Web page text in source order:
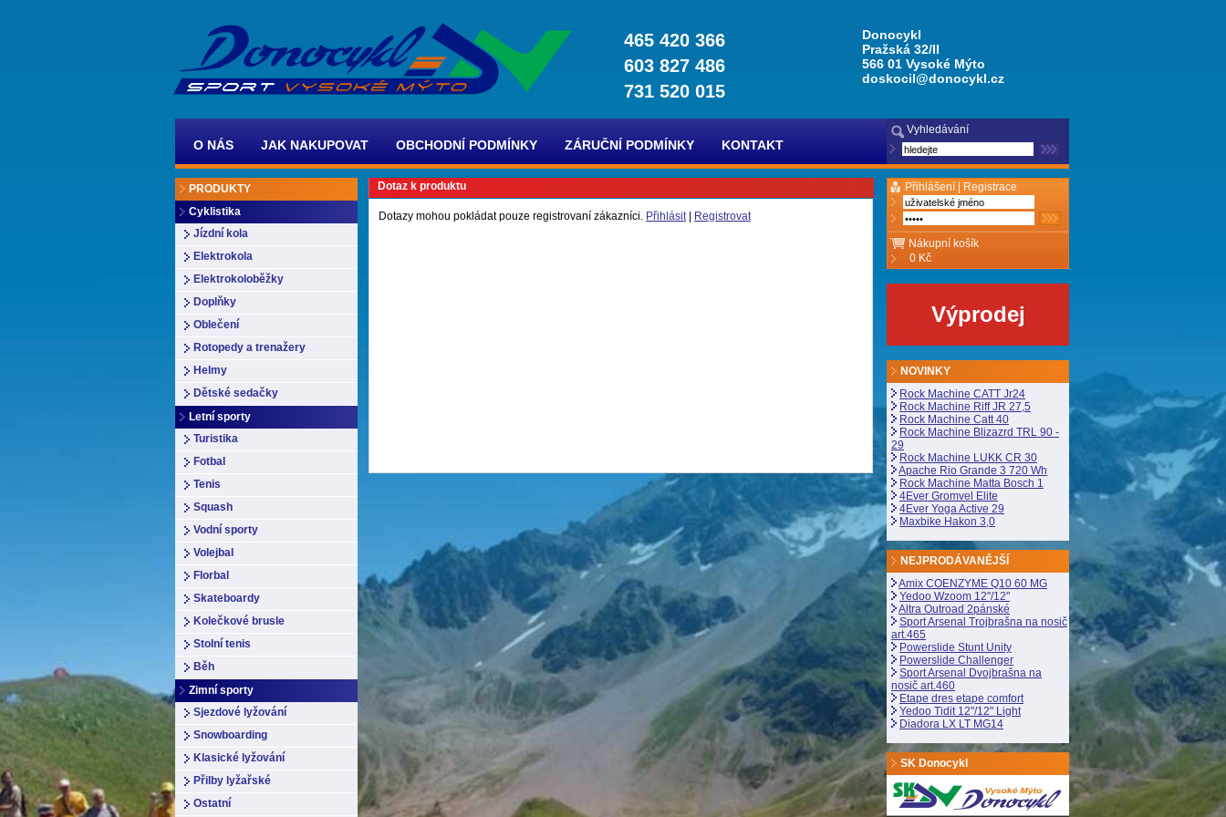
465 420 366
603 827 486
731 520 015
Donocykl
Pražská 32/II
566 01 Vysoké Mýto
doskocil@donocykl.cz
O NÁS JAK NAKUPOVAT OBCHODNÍ PODMÍNKY ZÁRUČNÍ PODMÍNKY KONTAKT
Vyhledávání
PRODUKTY
Cyklistika
Jízdní kola
Elektrokola
Elektrokoloběžky
Doplňky
Oblečení
Rotopedy a trenažery
Helmy
Dětské sedačky
Letní sporty
Turistika
Fotbal
Tenis
Squash
Vodní sporty
Volejbal
Florbal
Skateboardy
Kolečkové brusle
Stolní tenis
Běh
Zimní sporty
Sjezdové lyžování
Snowboarding
Klasické lyžování
Přilby lyžařské
Ostatní
Dotaz k produktu
Dotazy mohou pokládat pouze registrovaní zákazníci. Přihlásit| Registrovat
Přihlášení | Registrace
Nákupní košík
0 Kč
Výprodej
NOVINKY
Rock Machine CATT Jr24
Rock Machine Riff JR 27,5
Rock Machine Catt 40
Rock Machine Blizazrd TRL 90 -
29
Rock Machine LUKK CR 30
Apache Rio Grande 3 720 Wh
Rock Machine Matta Bosch 1
4Ever Gromvel Elite
4Ever Yoga Active 29
Maxbike Hakon 3,0
NEJPRODÁVANĚJŠÍ
Amix COENZYME Q10 60 MG
Yedoo Wzoom 12"/12"
Altra Outroad 2pánské
Sport Arsenal Trojbrašna na nosič
art.465
Powerslide Stunt Unity
Powerslide Challenger
Sport Arsenal Dvojbrašna na
nosič art.460
Etape dres etape comfort
Yedoo Tidit 12"/12" Light
Diadora LX LT MG14
SK Donocykl